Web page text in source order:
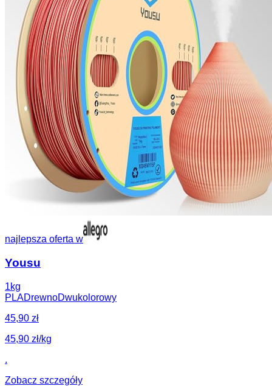
najlepsza oferta w
Yousu
1kg
PLADrewnoDwukolorowy
45,90 zł
45,90 zł/kg
.
Zobacz szczegóły